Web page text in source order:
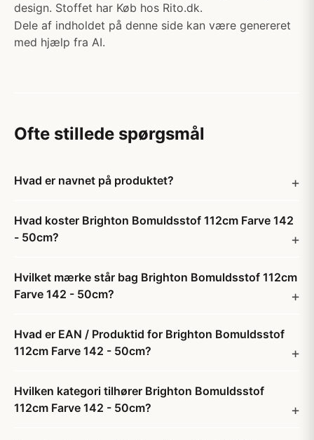
design. Stoffet har Køb hos Rito.dk.
Dele af indholdet på denne side kan være genereret
med hjælp fra AI.
Ofte stillede spørgsmål
Hvad er navnet på produktet?
Hvad koster Brighton Bomuldsstof 112cm Farve 142
- 50cm?
Hvilket mærke står bag Brighton Bomuldsstof 112cm
Farve 142 - 50cm?
Hvad er EAN / Produktid for Brighton Bomuldsstof
112cm Farve 142 - 50cm?
Hvilken kategori tilhører Brighton Bomuldsstof
112cm Farve 142 - 50cm?